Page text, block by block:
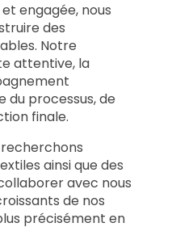
engagée, nous
des
Notre
attentive, la
du processus, de
finale.
ainsi que des
avec nous
de nos
précisément en